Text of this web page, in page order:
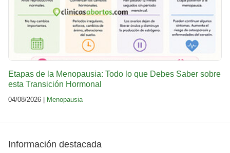
Etapas de la Menopausia: Todo lo que Debes Saber sobre
esta Transición Hormonal
04/08/2026 | Menopausia
Información destacada